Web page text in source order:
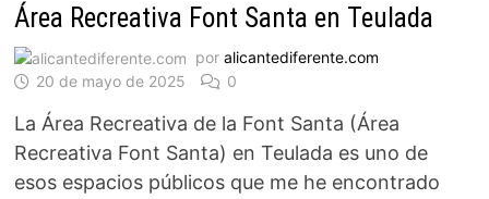
Área Recreativa Font Santa en Teulada
por alicantediferente.com
20 de mayo de 2025
0
La Área Recreativa de la Font Santa (Área
Recreativa Font Santa) en Teulada es uno de
esos espacios públicos que me he encontrado